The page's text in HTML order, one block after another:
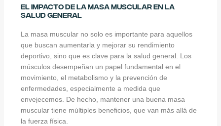
El Impacto de la Masa Muscular en la
Salud General
La masa muscular no solo es importante para aquellos
que buscan aumentarla y mejorar su rendimiento
deportivo, sino que es clave para la salud general. Los
músculos desempeñan un papel fundamental en el
movimiento, el metabolismo y la prevención de
enfermedades, especialmente a medida que
envejecemos. De hecho, mantener una buena masa
muscular tiene múltiples beneficios, que van más allá de
la fuerza física.